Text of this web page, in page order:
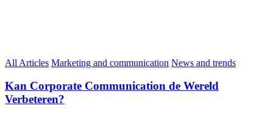
All Articles Marketing and communication News and trends
Kan Corporate Communication de Wereld
Verbeteren?